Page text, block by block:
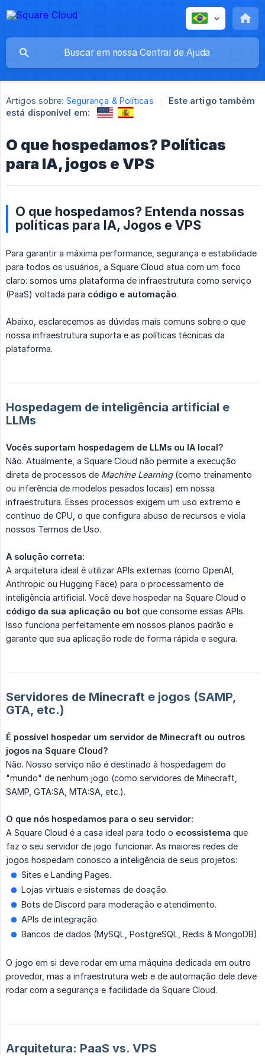
Artigos sobre: Segurança & Políticas
Este artigo também
está disponível em:
O que hospedamos? Políticas
para IA, jogos e VPS
O que hospedamos? Entenda nossas
políticas para IA, Jogos e VPS
Para garantir a máxima performance, segurança e estabilidade
para todos os usuários, a Square Cloud atua com um foco
claro: somos uma plataforma de infraestrutura como serviço
(PaaS) voltada para código e automação.
Abaixo, esclarecemos as dúvidas mais comuns sobre o que
nossa infraestrutura suporta e as políticas técnicas da
plataforma.
Hospedagem de inteligência artificial e
LLMs
Vocês suportam hospedagem de LLMs ou IA local?
Não. Atualmente, a Square Cloud não permite a execução
direta de processos de Machine Learning(como treinamento
ou inferência de modelos pesados locais) em nossa
infraestrutura. Esses processos exigem um uso extremo e
contínuo de CPU, o que configura abuso de recursos e viola
nossos Termos de Uso.
A solução correta:
A arquitetura ideal é utilizar APIs externas (como OpenAI,
Anthropic ou Hugging Face) para o processamento de
inteligência artificial. Você deve hospedar na Square Cloud o
código da sua aplicação ou bot que consome essas APIs.
Isso funciona perfeitamente em nossos planos padrão e
garante que sua aplicação rode de forma rápida e segura.
Servidores de Minecraft e jogos (SAMP,
GTA, etc.)
É possível hospedar um servidor de Minecraft ou outros
jogos na Square Cloud?
Não. Nosso serviço não é destinado à hospedagem do
"mundo" de nenhum jogo (como servidores de Minecraft,
SAMP, GTA:SA, MTA:SA, etc.).
O que nós hospedamos para o seu servidor:
A Square Cloud é a casa ideal para todo o ecossistema que
faz o seu servidor de jogo funcionar. As maiores redes de
jogos hospedam conosco a inteligência de seus projetos:
Sites e Landing Pages.
Lojas virtuais e sistemas de doação.
Bots de Discord para moderação e atendimento.
APIs de integração.
Bancos de dados (MySQL, PostgreSQL, Redis & MongoDB)
O jogo em si deve rodar em uma máquina dedicada em outro
provedor, mas a infraestrutura web e de automação dele deve
rodar com a segurança e facilidade da Square Cloud.
Arquitetura: PaaS vs. VPS